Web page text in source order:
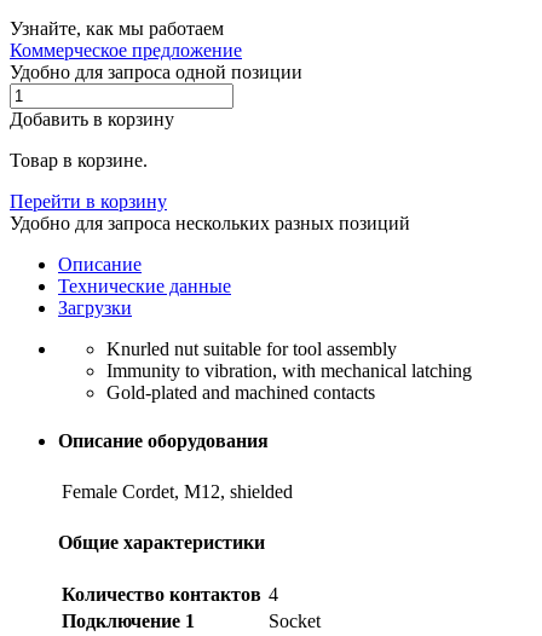
Узнайте, как мы работаем
Коммерческое предложение
Удобно для запроса одной позиции
Добавить в корзину
Товар в корзине.
Перейти в корзину
Удобно для запроса нескольких разных позиций
Описание
Технические данные
Загрузки
Knurled nut suitable for tool assembly
Immunity to vibration, with mechanical latching
Gold-plated and machined contacts
Описание оборудования
Female Cordet, M12, shielded
Общие характеристики
Количество контактов 4
Подключение 1
Socket